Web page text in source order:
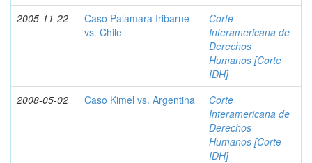
2005-11-22
Caso Palamara Iribarne
vs. Chile
Corte
Interamericana de
Derechos
Humanos [Corte
IDH]
2008-05-02
Caso Kimel vs. Argentina
Corte
Interamericana de
Derechos
Humanos [Corte
IDH]